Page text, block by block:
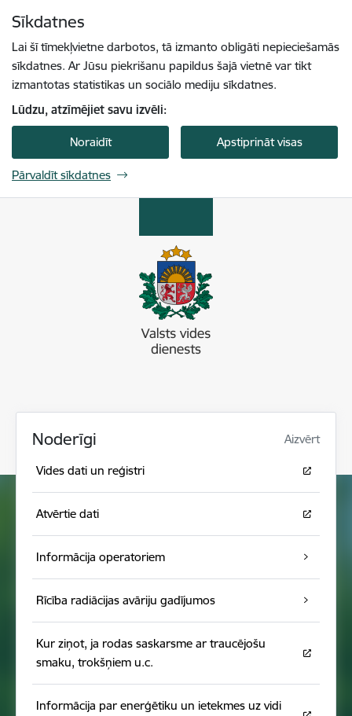
Sīkdatnes
Lai šī tīmekļvietne darbotos, tā izmanto obligāti nepieciešamās
sīkdatnes. Ar Jūsu piekrišanu papildus šajā vietnē var tikt
izmantotas statistikas un sociālo mediju sīkdatnes.
Lūdzu, atzīmējiet savu izvēli:
Noraidīt Apstiprināt visas
Pārvaldīt sīkdatnes
Noderīgi Aizvērt
Vides dati un reģistri
Atvērtie dati
Informācija operatoriem
Rīcība radiācijas avāriju gadījumos
Kur ziņot, ja rodas saskarsme ar traucējošu
smaku, trokšņiem u.c.
Informācija par enerģētiku un ietekmes uz vidi